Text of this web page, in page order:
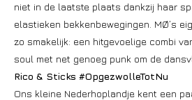
niet in de laatste plaats dankzij haar
elastieken bekkenbewegingen. MØ’s
zo smakelijk: een hitgevoelige combi
soul met net genoeg punk om de
Rico & Sticks #OpgezwolleTotNu
Ons kleine Nederhoplandje kent een